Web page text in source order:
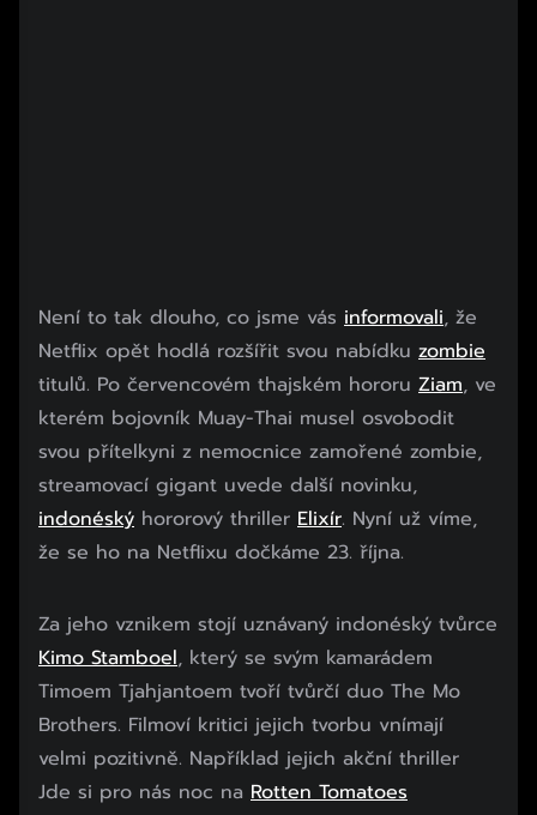
Není to tak dlouho, co jsme vás informovali, že
Netflix opět hodlá rozšířit svou nabídku zombie
titulů. Po červencovém thajském hororu Ziam, ve
kterém bojovník Muay-Thai musel osvobodit
svou přítelkyni z nemocnice zamořené zombie,
streamovací gigant uvede další novinku,
indonéský hororový thriller Elixír. Nyní už víme,
že se ho na Netflixu dočkáme 23. října.
Za jeho vznikem stojí uznávaný indonéský tvůrce
Kimo Stamboel, který se svým kamarádem
Timoem Tjahjantoem tvoří tvůrčí duo The Mo
Brothers. Filmoví kritici jejich tvorbu vnímají
velmi pozitivně. Například jejich akční thriller
Jde si pro nás noc na Rotten Tomatoes